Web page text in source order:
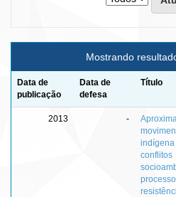
Mostrando
Data de
publicação
Data de
defesa
Título
2013 -
indígena
conflitos